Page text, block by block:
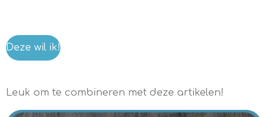
Deze wil ik!
Leuk om te combineren met deze artikelen!